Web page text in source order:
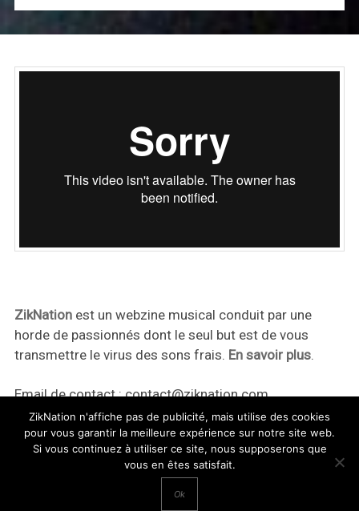
ZikNationest un webzine musical conduit par une
horde de passionnés dont le seul but est de vous
transmettre le virus des sons frais. En savoir plus.
Email de contact :contact@ziknation.com
ZikNation n'affiche pas de publicité, mais utilise des cookies
pour vous garantir la meilleure expérience sur notre site web.
Si vous continuez à utiliser ce site, nous supposerons que
vous en êtes satisfait.
Ok